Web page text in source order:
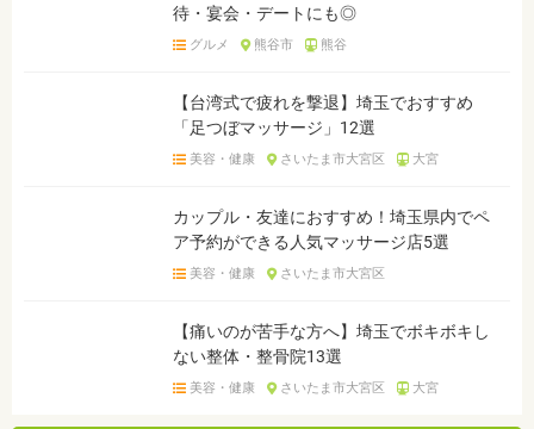
待・宴会・デートにも◎
グルメ 熊谷市 熊谷
【台湾式で疲れを撃退】埼玉でおすすめ
「足つぼマッサージ」12選
美容・健康 さいたま市大宮区 大宮
カップル・友達におすすめ！埼玉県内でペ
ア予約ができる人気マッサージ店5選
美容・健康 さいたま市大宮区
【痛いのが苦手な方へ】埼玉でボキボキし
ない整体・整骨院13選
美容・健康 さいたま市大宮区 大宮